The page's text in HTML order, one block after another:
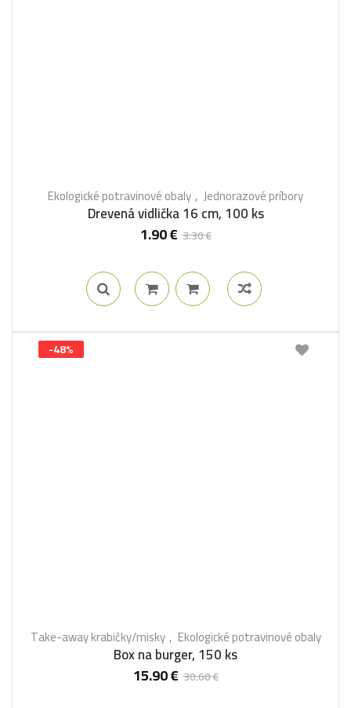
Ekologické potravinové obaly Jednorazové príbory
Drevená vidlička 16 cm, 100 ks
3.30€
1.90€
-48%
Take-away krabičky/misky Ekologické potravinové obaly
Box na burger, 150 ks
30.60€
15.90€